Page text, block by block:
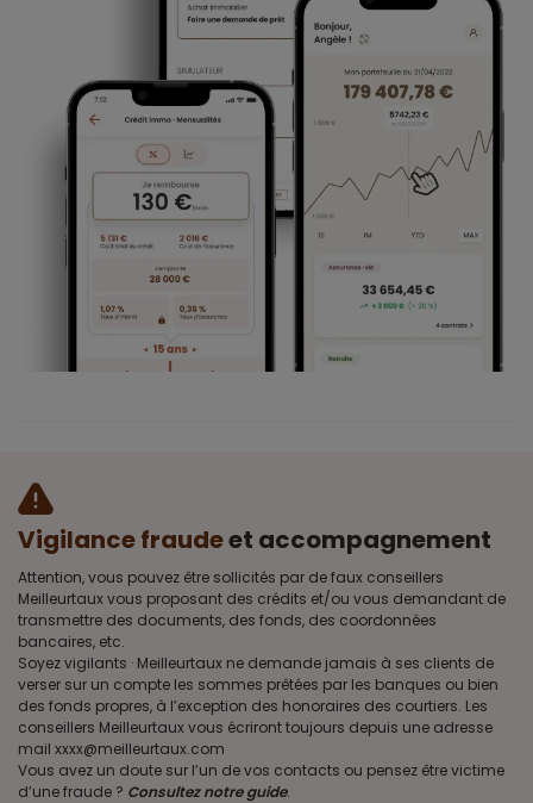
Vigilance fraudeet accompagnement
Attention, vous pouvez être sollicités par de faux conseillers
Meilleurtaux vous proposant des crédits et/ou vous demandant de
transmettre des documents, des fonds, des coordonnées
bancaires, etc.
Soyez vigilants · Meilleurtaux ne demande jamais à ses clients de
verser sur un compte les sommes prêtées par les banques ou bien
des fonds propres, à l’exception des honoraires des courtiers. Les
conseillers Meilleurtaux vous écriront toujours depuis une adresse
mail xxxx@meilleurtaux.com
Vous avez un doute sur l’un de vos contacts ou pensez être victime
d’une fraude ? Consultez notre guide.